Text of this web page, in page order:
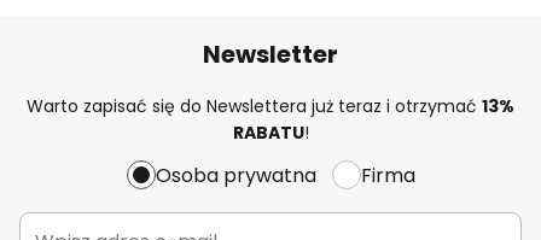
Newsletter
Warto zapisać się do Newslettera już teraz i otrzymać 13%
RABATU!
Osoba prywatna Firma